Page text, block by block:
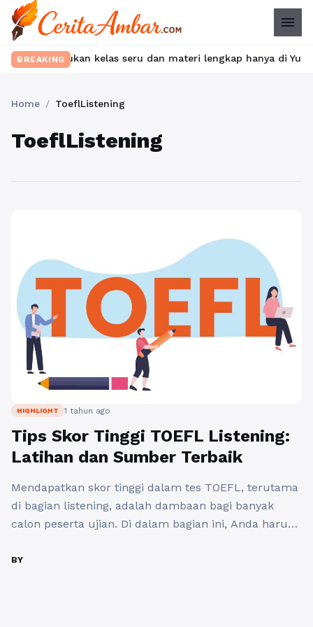
menu
BREAKING
Temukan kelas seru dan materi lengkap hanya di
Home / ToeflListening
ToeflListening
HIGHLIGHT 1 tahun ago
Tips Skor Tinggi TOEFL Listening:
Latihan dan Sumber Terbaik
Mendapatkan skor tinggi dalam tes TOEFL, terutama
di bagian listening, adalah dambaan bagi banyak
calon peserta ujian. Di dalam bagian ini, Anda harus
beragam. Berikut adalah beberapa tips skor tinggi
BY